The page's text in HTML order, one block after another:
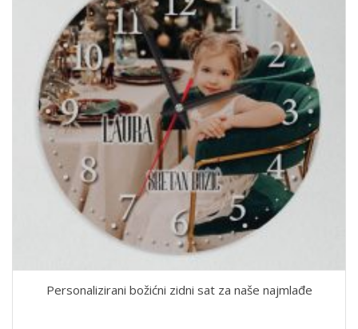
Personalizirani božićni zidni sat za naše najmlađe